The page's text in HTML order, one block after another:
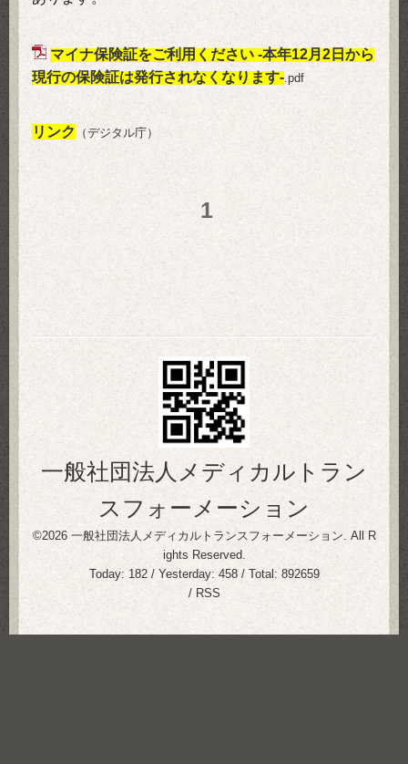
マイナ保険証をご利用ください -本年12月2日から
現行の保険証は発行されなくなります-.pdf
リンク （デジタル庁）
1
一般社団法人メディカルトラン
スフォーメーション
©2026 一般社団法人メディカルトランスフォーメーション . All R
ights Reserved.
Today: 182/ Yesterday: 458/ Total: 892659
/ RSS